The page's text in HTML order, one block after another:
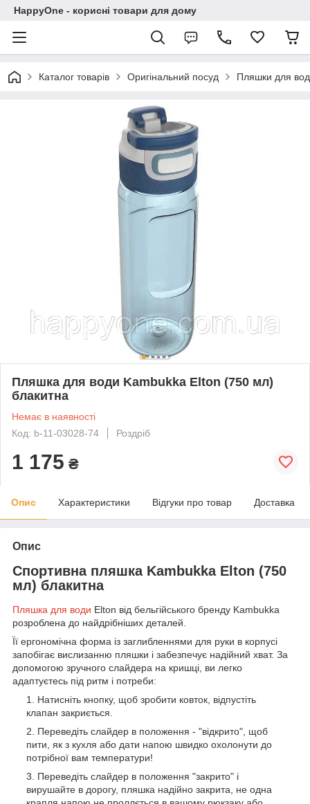
HappyOne - корисні товари для дому
Каталог товарів Оригінальний посуд Пляшки для
Пляшка для води Kambukka Elton (750 мл)
блакитна
Немає в наявності
Код: b-11-03028-74
Роздріб
1 175 ₴
Опис Характеристики Відгуки про товар Доставка
Опис
Спортивна пляшка Kambukka Elton (750
мл) блакитна
Пляшка для води Elton від бельгійського бренду Kambukka
розроблена до найдрібніших деталей.
Її ергономічна форма із заглибленнями для руки в корпусі
запобігає вислизанню пляшки і забезпечує надійний хват. За
допомогою зручного слайдера на кришці, ви легко
адаптуєтесь під ритм і потреби:
Натисніть кнопку, щоб зробити ковток, відпустіть
клапан закриється.
Переведіть слайдер в положення - "відкрито", щоб
пити, як з кухля або дати напою швидко охолонути до
потрібної вам температури!
Переведіть слайдер в положення "закрито" і
вирушайте в дорогу, пляшка надійно закрита, не одна